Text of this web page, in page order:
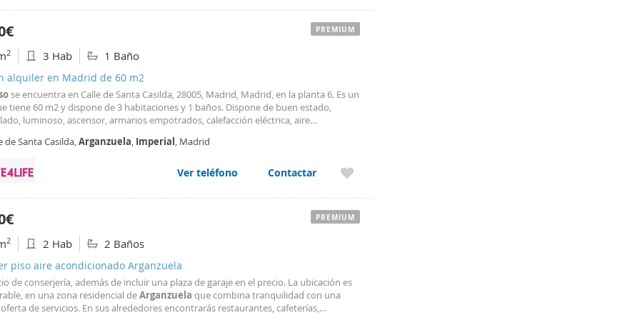
2 3 Hab 1 Baño
alquiler en Madrid de 60 m2
se encuentra en Calle de Santa Casilda, 28005, Madrid, Madrid, en la planta 6. Es un
tiene 60 m2 y dispone de 3 habitaciones y 1 baños. Dispone de buen estado,
luminoso, ascensor, armarios empotrados, calefacción eléctrica, aire
la ciudad de Madrid
de Santa Casilda,Arganzuela, Imperial, Madrid
Ver teléfono Contactar
PREMIUM
2 2 Hab 2 Baños
piso aire acondicionado Arganzuela
de conserjería, además de incluir una plaza de garaje en el precio. La ubicación es
en una zona residencial deArganzuela que combina tranquilidad con una
de servicios. En sus alrededores encontrarás restaurantes, cafeterías,
PREMIUM